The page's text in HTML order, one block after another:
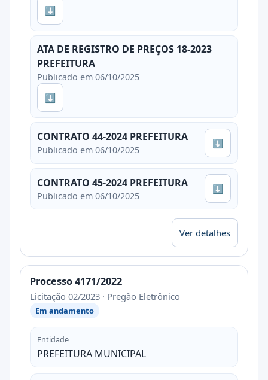
⬇
ATA DE REGISTRO DE PREÇOS 18-2023
PREFEITURA
Publicado em 06/10/2025
⬇
CONTRATO 44-2024 PREFEITURA
Publicado em 06/10/2025
⬇
CONTRATO 45-2024 PREFEITURA
Publicado em 06/10/2025
⬇
Ver detalhes
Processo 4171/2022
Licitação 02/2023 · Pregão Eletrônico
Em andamento
Entidade
PREFEITURA MUNICIPAL